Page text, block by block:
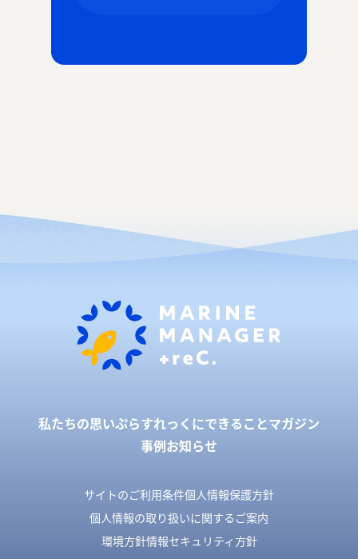
私たちの思いぷらすれっくにできることマガジン
事例お知らせ
サイトのご利用条件個人情報保護方針
個人情報の取り扱いに関するご案内
環境方針情報セキュリティ方針